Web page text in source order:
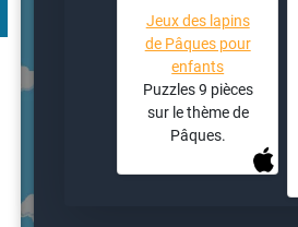
Jeux des lapins
de Pâques pour
enfants
Puzzles 9 pièces
sur le thème de
Pâques.